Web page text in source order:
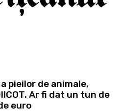
pieilor de animale,
Ar fi dat un tun de
euro